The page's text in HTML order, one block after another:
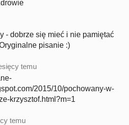
- dobrze się mieć i nie pamiętać
pisanie :)
temu
2015/10/pochowany-w-
krzysztof.html?m=1
temu